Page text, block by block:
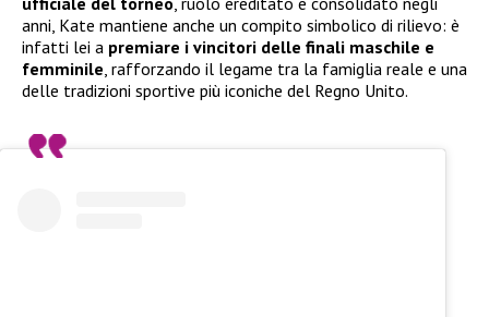
anni, Kate mantiene anche un compito simbolico di rilievo: è
infatti lei a premiare i vincitori delle finali maschile e
femminile, rafforzando il legame tra la famiglia reale e una
delle tradizioni sportive più iconiche del Regno Unito.